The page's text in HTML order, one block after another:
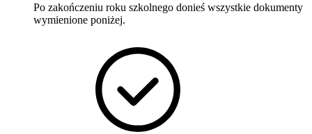
Po zakończeniu roku szkolnego donieś wszystkie dokumenty
wymienione poniżej.